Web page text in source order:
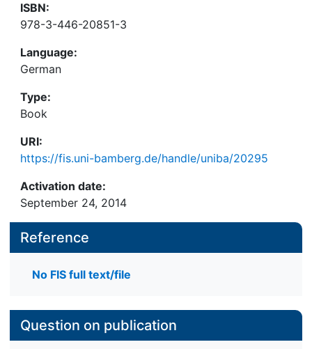
ISBN:
978-3-446-20851-3
Language:
German
Type:
Book
URI:
https://fis.uni-bamberg.de/handle/uniba/20295
Activation date:
September 24, 2014
Reference
No FIS full text/file
Question on publication